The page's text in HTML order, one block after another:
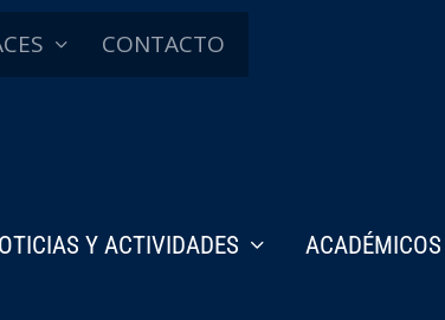
CONTACTO
Y ACTIVIDADES ACADÉMICOS